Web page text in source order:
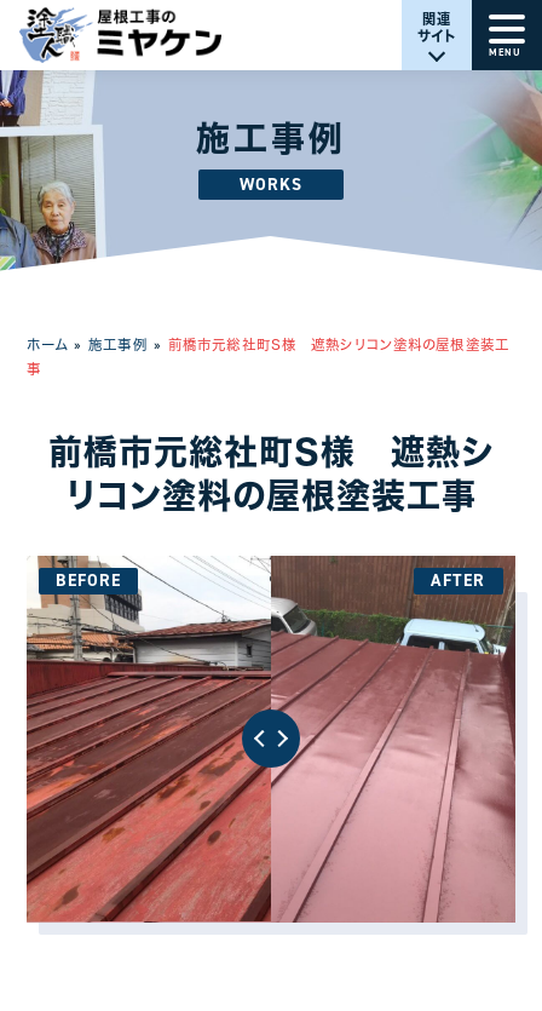
関連
サイト
MENU
施工事例
WORKS
ホーム »施工事例 »前橋市元総社町S様 遮熱シリコン塗料の屋根塗装工
事
前橋市元総社町S様 遮熱シ
リコン塗料の屋根塗装工事